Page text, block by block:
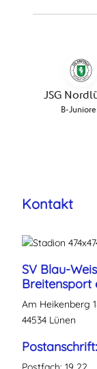
Kontakt
SV Blau-
Breitensport
Am Heikenberg
44534 Lünen
Postanschrift: